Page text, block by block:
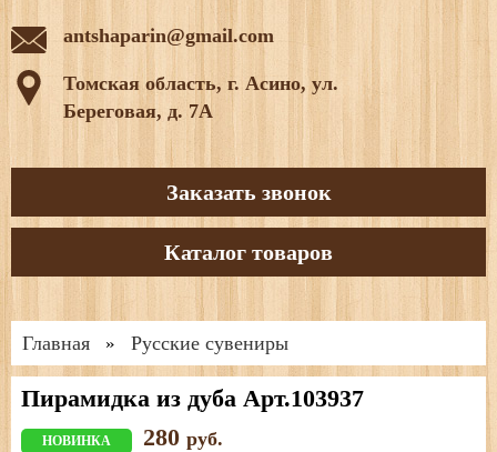
antshaparin@gmail.com
Томская область, г. Асино, ул.
Береговая, д. 7А
Заказать звонок
Каталог товаров
Главная » Русские сувениры
Пирамидка из дуба Арт.103937
НОВИНКА 280 руб.